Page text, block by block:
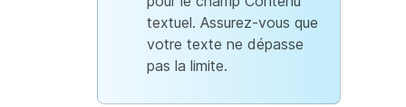
textuel. Assurez-vous que
votre texte ne dépasse
pas la limite.